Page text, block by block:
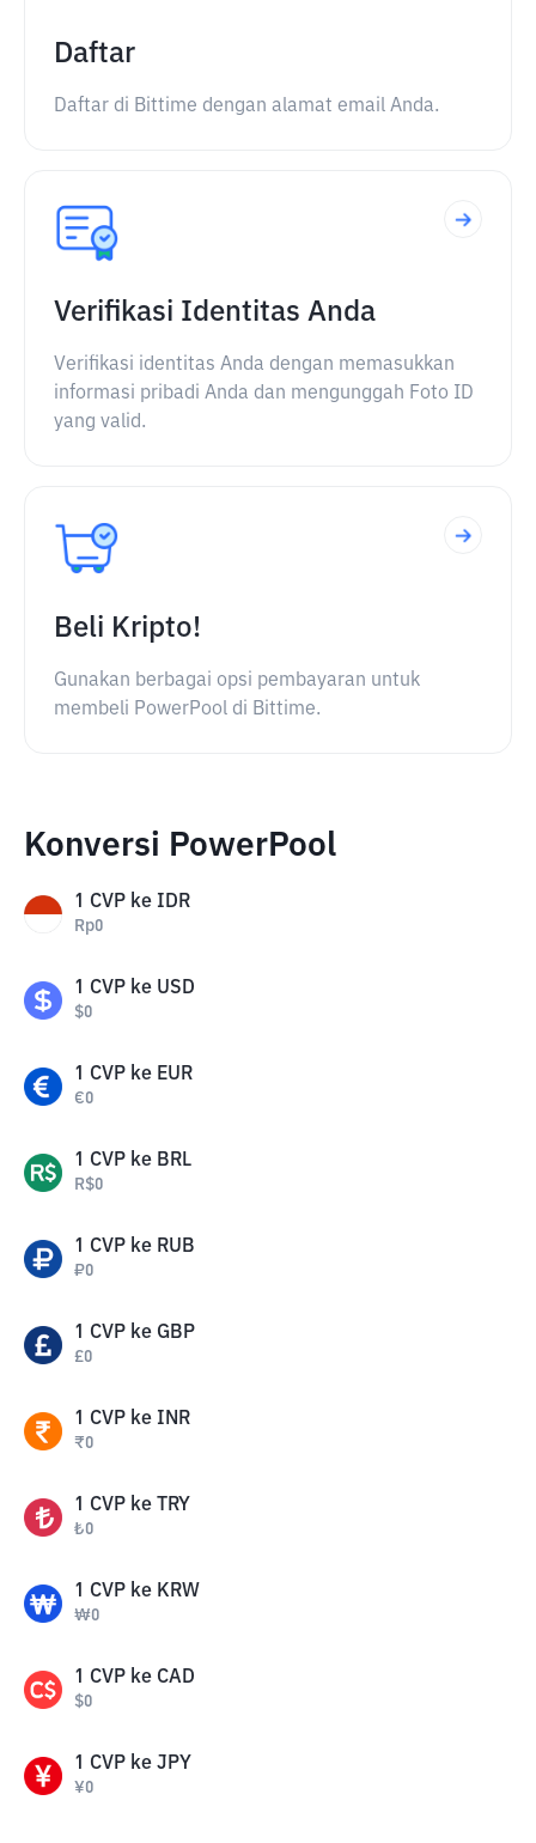
Daftar
Daftar di Bittime dengan alamat email Anda.
Verifikasi Identitas Anda
Verifikasi identitas Anda dengan memasukkan
informasi pribadi Anda dan mengunggah Foto ID
yang valid.
Beli Kripto!
Gunakan berbagai opsi pembayaran untuk
membeli PowerPool di Bittime.
Konversi PowerPool
1 CVP ke IDR
Rp0
1 CVP ke USD
$0
1 CVP ke EUR
€0
1 CVP ke BRL
R$0
1 CVP ke RUB
₽0
1 CVP ke GBP
£0
1 CVP ke INR
₹0
1 CVP ke TRY
₺0
1 CVP ke KRW
₩0
1 CVP ke CAD
$0
1 CVP ke JPY
¥0